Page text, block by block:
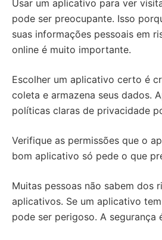
Usar um aplicativo para ver
pode ser preocupante. Isso
suas informações pessoais em
online é muito importante.
Escolher um aplicativo certo é
coleta e armazena seus dados.
políticas claras de privacidade
Verifique as permissões que o
bom aplicativo só pede o que
Muitas pessoas não sabem dos
aplicativos. Se um aplicativo
pode ser perigoso. A segurança